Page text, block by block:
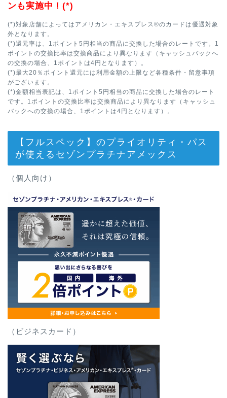
ンも実施中！(*)
(*)対象店舗によってはアメリカン・エキスプレス®のカードは優遇対象
外となります。
(*)還元率は、1ポイント5円相当の商品に交換した場合のレートです。1
ポイントの交換比率は交換商品により異なります（キャッシュバックへ
の交換の場合、1ポイントは4円となります）。
(*)最大20％ポイント還元には利用金額の上限など各種条件・留意事項
がございます。
(*)金額相当表記は、1ポイント5円相当の商品に交換した場合のレート
です。1ポイントの交換比率は交換商品により異なります（キャッシュ
バックへの交換の場合、1ポイントは4円となります）。
【フルスペック】のプライオリティ・パス
が使えるセゾンプラチナアメックス
（個人向け）
（ビジネスカード）